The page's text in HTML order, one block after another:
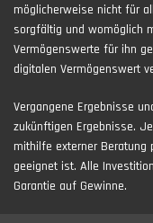
möglicherweise nicht für
sorgfältig und womöglich
Vermögenswerte für ihn
digitalen Vermögenswert
Vergangene Ergebnisse
zukünftigen Ergebnisse.
mithilfe externer Beratung
geeignet ist. Alle
Garantie auf Gewinne.